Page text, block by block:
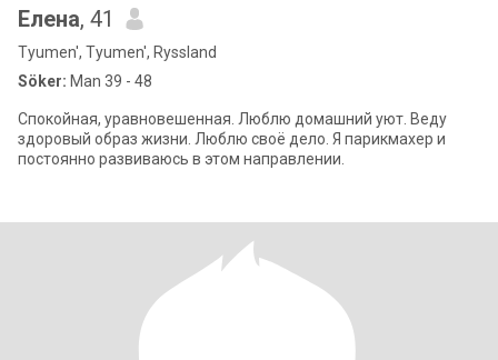
Елена, 41
Tyumen', Tyumen', Ryssland
Söker: Man 39 - 48
Спокойная, уравновешенная. Люблю домашний уют. Веду
здоровый образ жизни. Люблю своё дело. Я парикмахер и
постоянно развиваюсь в этом направлении.